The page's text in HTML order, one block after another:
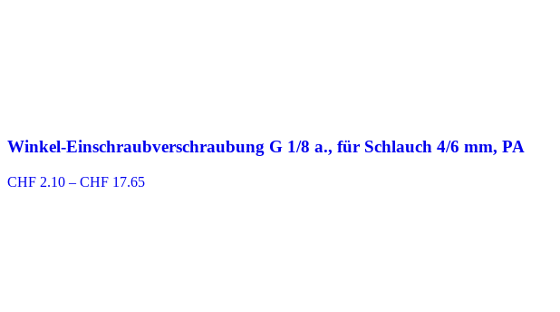
Winkel-Einschraubverschraubung G 1/8 a., für Schlauch 4/6 mm, PA
CHF 2.10 – CHF 17.65Preisspanne: